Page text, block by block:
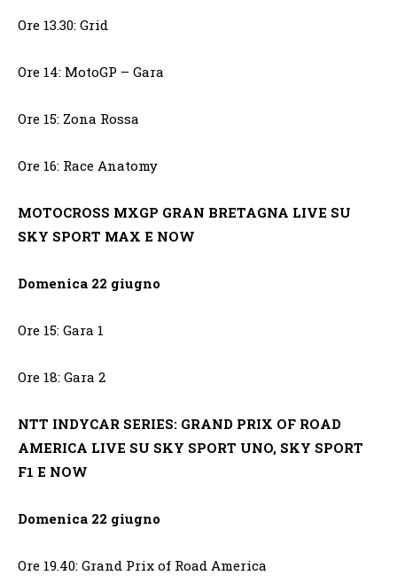
Ore 13.30: Grid
Ore 14: MotoGP – Gara
Ore 15: Zona Rossa
Ore 16: Race Anatomy
MOTOCROSS MXGP GRAN BRETAGNA LIVE SU
SKY SPORT MAX E NOW
Domenica 22 giugno
Ore 15: Gara 1
Ore 18: Gara 2
NTT INDYCAR SERIES: GRAND PRIX OF ROAD
AMERICA LIVE SU SKY SPORT UNO, SKY SPORT
F1 E NOW
Domenica 22 giugno
Ore 19.40: Grand Prix of Road America